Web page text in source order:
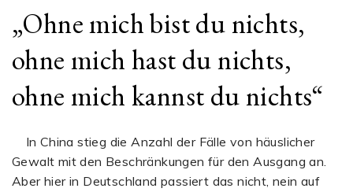
„Ohne mich bist du nichts,
ohne mich hast du nichts,
ohne mich kannst du nichts“
In China stieg die Anzahl der Fälle von häuslicher
Gewalt mit den Beschränkungen für den Ausgang an.
Aber hier in Deutschland passiert das nicht, nein auf